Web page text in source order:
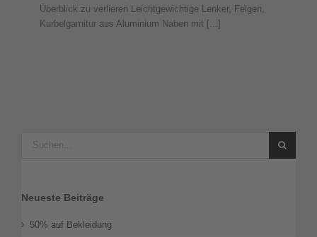
Überblick zu verlieren Leichtgewichtige Lenker, Felgen,
Kurbelgarnitur aus Aluminium Naben mit [...]
Neueste Beiträge
50% auf Bekleidung